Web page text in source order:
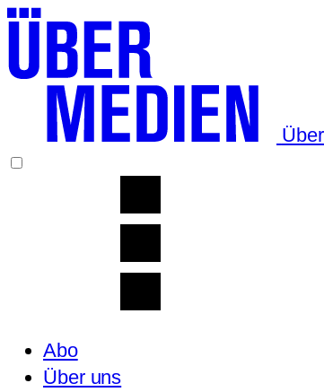
Abo
Über uns